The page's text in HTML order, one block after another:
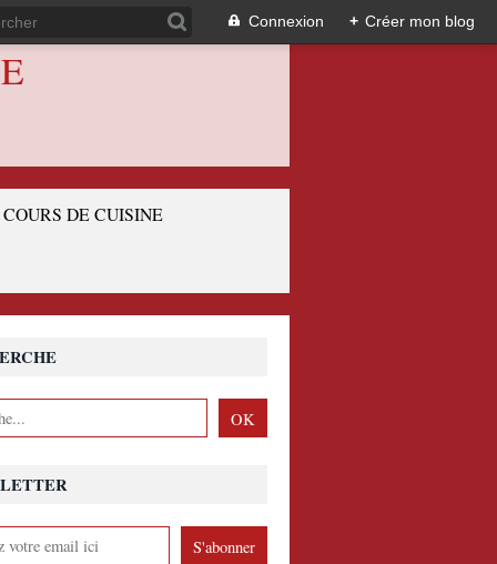
Connexion + Créer mon blog
COURS DE CUISINE